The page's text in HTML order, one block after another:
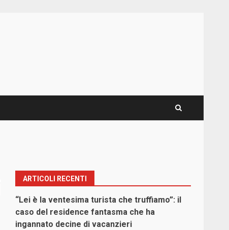
ARTICOLI RECENTI
“Lei è la ventesima turista che truffiamo”: il
caso del residence fantasma che ha
ingannato decine di vacanzieri